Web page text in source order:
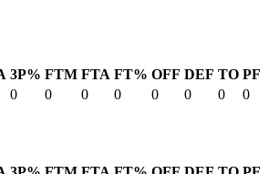
3P% FTM FTA FT% OFF DEF TO PF
0 0 0 0 0 0 0 0